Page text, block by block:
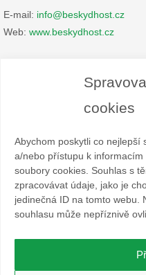
cookies
Abychom poskytli co nejlepší
a/nebo přístupu k
soubory cookies. Souhlas s
zpracovávat údaje, jako je
jedinečná ID na tomto webu.
souhlasu může nepříznivě
E-mail: info@beskydhost.cz
Web: www.beskydhost.cz
Spolek BESKYDHOST je
právnických osob
a příbuzných oborech v
nad